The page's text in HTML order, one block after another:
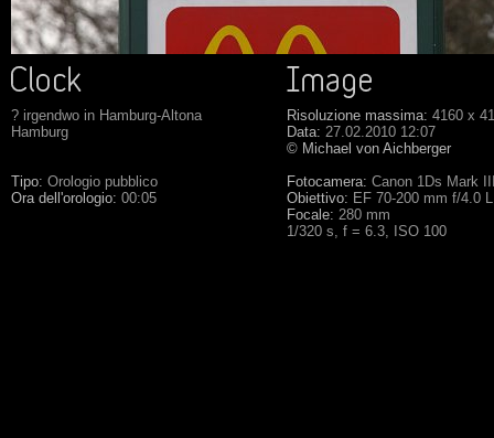
? irgendwo in Hamburg-Altona
Hamburg
Tipo: Orologio pubblico
Ora dell'orologio: 00:05
Risoluzione massima: 4160 x
Data: 27.02.2010 12:07
© Michael von Aichberger
Fotocamera: Canon 1Ds Mark
Obiettivo: EF 70-200 mm f/4.0
Focale: 280 mm
1/320 s, f = 6.3, ISO 100